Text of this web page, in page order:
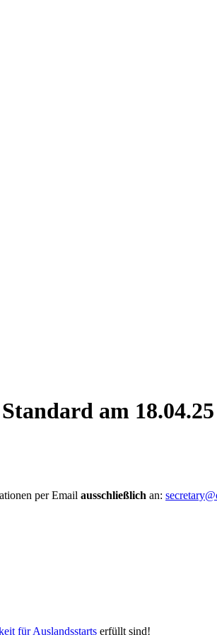
am
per Email ausschließlich an:
für Auslandsstarts erfüllt sind!